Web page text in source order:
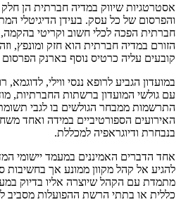
אסטרטגיות שיווק במדיה חברתית הן
והפרסום של כל עסק. בעידן הדיגיטלי
חברתית הפכה לכלי חשוב וקריטי בהקמה,
הזורם במדיה חברתית הוא חזק ומונפץ,
קובעים עליה כרטיס נוסף בארנק
במועדון הגביע לרופא ננסי ווילי,
עם גולשי המועדון ברשתות החברתיות,
התרשמות ממבחר הגולשים בו לגבי
האירועים הספורטיביים במידה ואחד
בנבחרת ודיוגראפיה למכללת.
אחד הדברים האמיננים במעמד יישומי
להגיע אל קהל מקוון ממונע אך
מתמדת עם הקהל שיוצרה אליו בדיוק
כללית או בתתי הרשת ההפועלות מסביב